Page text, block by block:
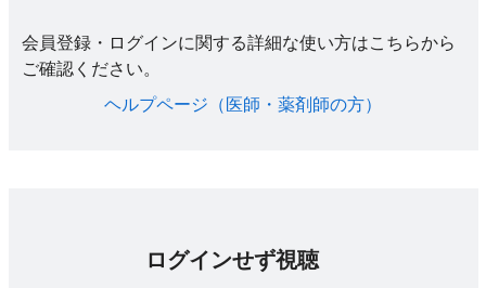
会員登録・ログインに関する詳細な使い方はこちらから
ご確認ください。​
ヘルプページ（医師・薬剤師の方）​
ログインせず視聴